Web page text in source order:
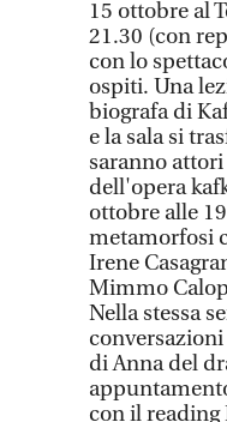
15 ottobre al
21.30 (con
con lo
ospiti. Una
biografa di
e la sala si
saranno
dell'opera
ottobre alle
metamorfosi
Irene
Mimmo
Nella stessa
di Anna del
con il reading